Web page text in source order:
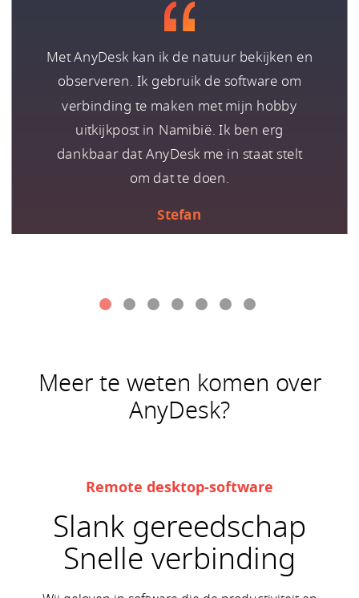
Met AnyDesk kan ik de natuur bekijken en
observeren. Ik gebruik de software om
verbinding te maken met mijn hobby
uitkijkpost in Namibië. Ik ben erg
dankbaar dat AnyDesk me in staat stelt
om dat te doen.
Stefan
Meer te weten komen over
AnyDesk?
Remote desktop-software
Slank gereedschap
Snelle verbinding